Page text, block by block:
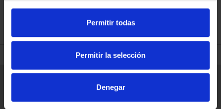
Permitir todas
Permitir la selección
Denegar
REFINAR
Contacto
Preguntas Frequentes (FAQs)